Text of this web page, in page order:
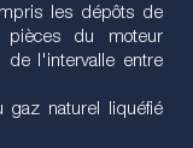
les dépôts de
du moteur
de l'intervalle entre
gaz naturel liquéfié